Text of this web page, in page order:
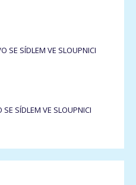
SE SÍDLEM VE SLOUPNICI